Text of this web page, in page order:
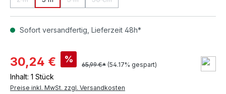
Sofort versandfertig, Lieferzeit 48h*
30,24 € %
65,99 €* (54.17% gespart)
Inhalt: 1 Stück
Preise inkl. MwSt. zzgl. Versandkosten